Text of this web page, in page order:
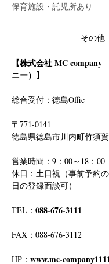
保育施設・託児所あり
その他
【株式会社 MC company
ニー）】
総合受付：徳島Offic
〒771-0141
徳島県徳島市川内町竹須
営業時間：9：00～18：00
休日：土日祝（事前予約
日の登録面談可）
TEL： 088-676-3111
FAX：088-676-3112
HP： www.mc-